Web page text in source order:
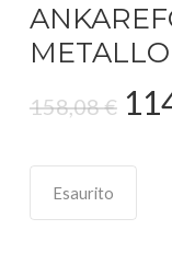
METALLO
158,08€ Il
Esaurito